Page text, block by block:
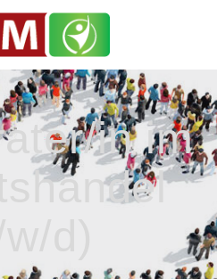
in im